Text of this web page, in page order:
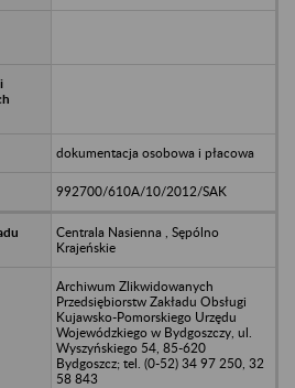
dokumentacja osobowa i płacowa
992700/610A/10/2012/SAK
Centrala Nasienna , Sępólno
Krajeńskie
Archiwum Zlikwidowanych
Przedsiębiorstw Zakładu Obsługi
Kujawsko-Pomorskiego Urzędu
Wojewódzkiego w Bydgoszczy, ul.
Wyszyńskiego 54, 85-620
Bydgoszcz; tel. (0-52) 34 97 250, 32
58 843